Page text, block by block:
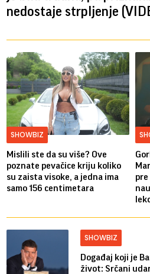
nedostaje strpljenje
SHOWBIZ
Mislili ste da su više? Ove
poznate pevačice kriju koliko
su zaista visoke, a jedna ima
samo 156 centimetara
SHOWBIZ
Događaj koji je
život: Srčani